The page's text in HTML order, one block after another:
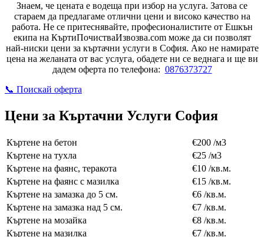
Знаем, че цената е водеща при избор на услуга. Затова се
стараем да предлагаме отлични цени и високо качество на
работа. Не се притеснявайте, професионалистите от Ешкън
екипа на КъртиПочистваИзвозва.com може да си позволят
най-ниски цени за къртачни услуги в София. Ако не намирате
цена на желаната от вас услуга, обадете ни се веднага и ще ви
дадем оферта по телефона: 0876373727
📞 Поискай оферта
Цени за Къртачни Услуги София
Къртене на бетон
€200 /м3
Къртене на тухла
€25 /м3
Къртене на фаянс, теракота
€10 /кв.м.
Къртене на фаянс с мазилка
€15 /кв.м.
Къртене на замазка до 5 см.
€6 /кв.м.
Къртене на замазка над 5 см.
€7 /кв.м.
Къртене на мозайка
€8 /кв.м.
Къртене на мазилка
€7 /кв.м.